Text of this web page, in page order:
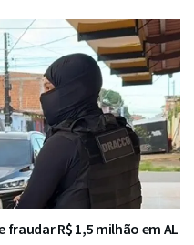
R$ 1,5 milhão em AL